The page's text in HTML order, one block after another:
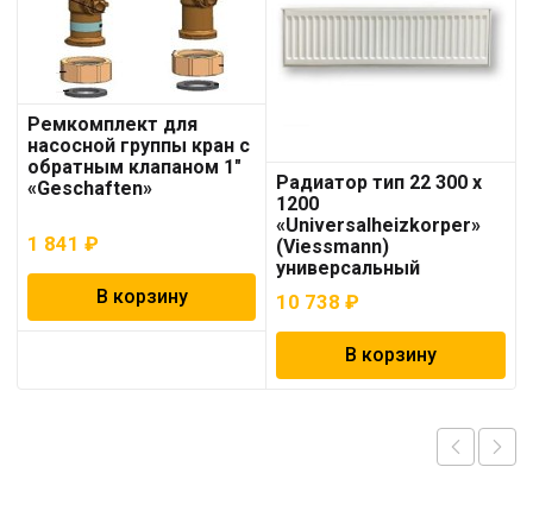
Ремкомплект для
насосной группы кран с
обратным клапаном 1″
«Geschaften»
1 841 ₽
В корзину
Радиатор тип 22 300 x
1200
«Universalheizkorper»
(Viessmann)
универсальный
10 738₽
В корзину